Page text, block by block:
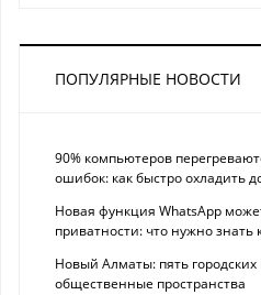
ПОПУЛЯРНЫЕ НОВОСТИ
90% компьютеров
ошибок: как быстро охладить
Новая функция WhatsApp
приватности: что нужно знать
Новый Алматы: пять
общественные пространства